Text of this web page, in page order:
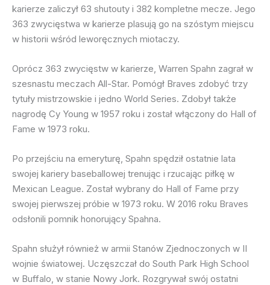
karierze zaliczył 63 shutouty i 382 kompletne mecze. Jego
363 zwycięstwa w karierze plasują go na szóstym miejscu
w historii wśród leworęcznych miotaczy.
Oprócz 363 zwycięstw w karierze, Warren Spahn zagrał w
szesnastu meczach All-Star. Pomógł Braves zdobyć trzy
tytuły mistrzowskie i jedno World Series. Zdobył także
nagrodę Cy Young w 1957 roku i został włączony do Hall of
Fame w 1973 roku.
Po przejściu na emeryturę, Spahn spędził ostatnie lata
swojej kariery baseballowej trenując i rzucając piłkę w
Mexican League. Został wybrany do Hall of Fame przy
swojej pierwszej próbie w 1973 roku. W 2016 roku Braves
odsłonili pomnik honorujący Spahna.
Spahn służył również w armii Stanów Zjednoczonych w II
wojnie światowej. Uczęszczał do South Park High School
w Buffalo, w stanie Nowy Jork. Rozgrywał swój ostatni